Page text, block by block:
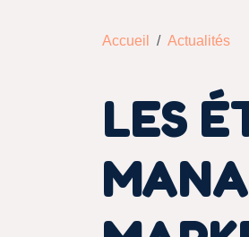
Accueil Actualités
LES